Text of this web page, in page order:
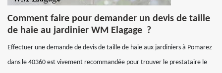
Comment faire pour demander un devis de taille
de haie au jardinier WM Elagage ?
Effectuer une demande de devis de taille de haie aux jardiniers à Pomarez
dans le 40360 est vivement recommandée pour trouver le prestataire le